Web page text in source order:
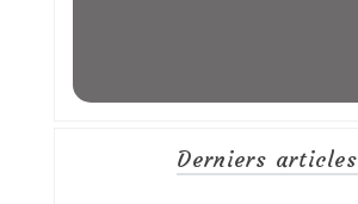
Derniers articles